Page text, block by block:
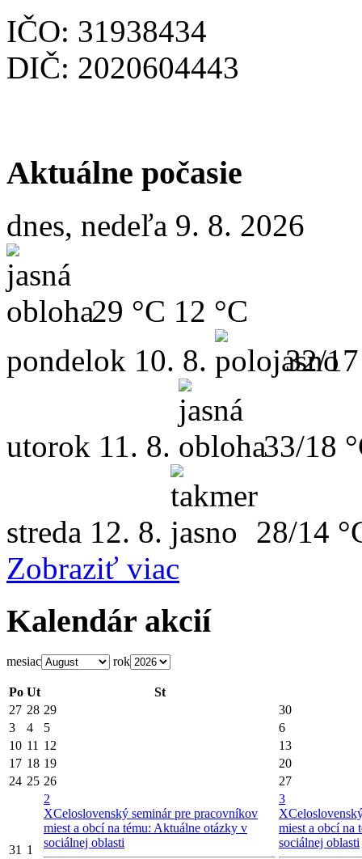
IČO: 31938434
DIČ: 2020604443
Aktuálne počasie
dnes, nedeľa 9. 8. 2026
29 °C 12 °C
pondelok 10. 8. 32/
utorok 11. 8. 33/18
streda 12. 8.
28/14
Zobraziť viac
Kalendár akcií
mesiac rok
Po Ut
St
27 28 29
30
3
4 5
6
10 11 12
13
17 18 19
20
24 25 26 27
31 1
2
XCeloslovenský seminár pre pracovníkov
miest a obcí na tému: Aktuálne otázky v
sociálnej oblasti
3
X
miest a obcí na
sociálnej oblasti